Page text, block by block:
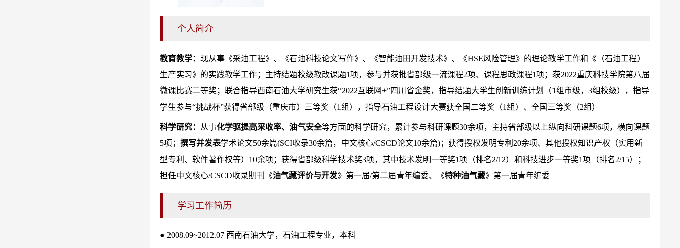
个人简介
教育教学： 现从事《采油工程》、《石油科技论文写作》、《智能油田开发技术》、《HSE风险管理》的理论教学工作和《（石油工程）
生产实习》的实践教学工作；主持结题校级教改课题1项，参与并获批省部级一流课程2项、课程思政课程1项；获2022重庆科技学院第八届
微课比赛二等奖；联合指导西南石油大学研究生获“2022互联网+”四川省金奖，指导结题大学生创新训练计划（1组市级，3组校级），指导
学生参与“挑战杯”获得省部级（重庆市）三等奖（1组），指导石油工程设计大赛获全国二等奖（1组）、全国三等奖（2组）
科学研究： 从事化学驱提高采收率、油气安全等方面的科学研究，累计参与科研课题30余项，主持省部级以上纵向科研课题6项，横向课题
5项； 撰写并发表学术论文50余篇(SCI收录30余篇，中文核心/CSCD论文10余篇)；获得授权发明专利20余项、其他授权知识产权（实用新
型专利、软件著作权等）10余项；获得省部级科学技术奖3项，其中技术发明一等奖1项（排名2/12）和科技进步一等奖1项（排名2/15）；
担任中文核心/CSCD收录期刊《油气藏评价与开发》第一届/第二届青年编委、《特种油气藏》第一届青年编委
学习工作简历
● 2008.09~2012.07 西南石油大学，石油工程专业，本科